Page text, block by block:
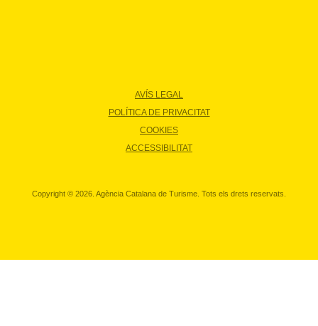
AVÍS LEGAL
POLÍTICA DE PRIVACITAT
COOKIES
ACCESSIBILITAT
Copyright © 2026. Agència Catalana de Turisme. Tots els drets reservats.